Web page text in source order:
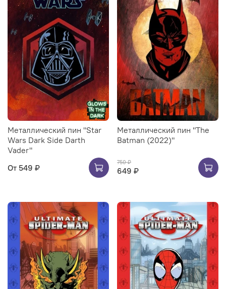
Металлический пин "Star
Wars Dark Side Darth
Vader"
От 549 ₽
Металлический пин "The
Batman (2022)"
750 ₽
649 ₽